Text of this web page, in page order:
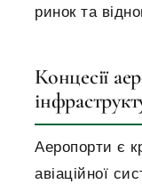
ринок та
Концесії
Аеропорти є
авіаційної